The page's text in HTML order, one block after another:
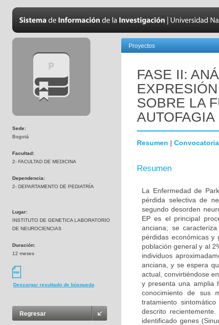
Sede:
Bogotá
Facultad:
2- FACULTAD DE MEDICINA
Dependencia:
2- DEPARTAMENTO DE PEDIATRÍA
Lugar:
INSTITUTO DE GENETICA LABORATORIO
DE NEUROCIENCIAS
Duración:
12 meses
Descargar resultado de búsqueda
Regresar
Proyectos
FASE II:
SOBRE LA
Resumen | Convocatoria
Resumen
La Enfermedad de
pérdida selectiva de
segundo desorden
EP es el principal
anciana; se
pérdidas económicas y
población general y al
individuos
anciana, y se espera
actual, convirtiéndose
y presenta una amplia
conocimiento de sus
tratamiento
descrito
identificado genes